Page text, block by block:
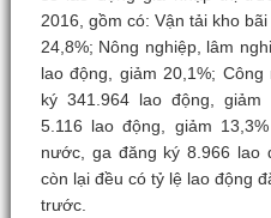
2016, gồm có: Vận tải kho
24,8%; Nông nghiệp, lâm
lao động, giảm 20,1%;
ký 341.964 lao động,
5.116 lao động, giảm
nước, ga đăng ký 8.966 lao
còn lại đều có tỷ lệ lao động
trước.